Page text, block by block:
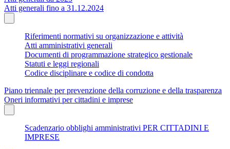
Atti generali fino a 31.12.2024
Riferimenti normativi su organizzazione e attività
Atti amministrativi generali
Documenti di programmazione strategico gestionale
Statuti e leggi regionali
Codice disciplinare e codice di condotta
Piano triennale per prevenzione della corruzione e della trasparenza
Oneri informativi per cittadini e imprese
Scadenzario obblighi amministrativi PER CITTADINI E
IMPRESE